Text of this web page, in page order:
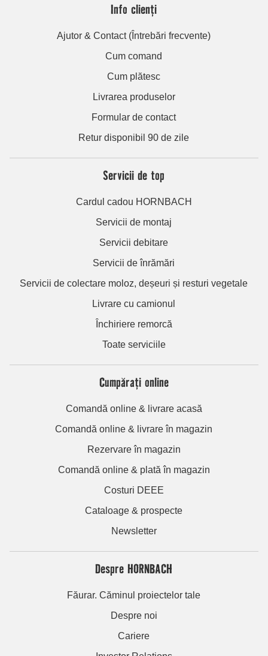
Info clienți
Ajutor & Contact (Întrebări frecvente)
Cum comand
Cum plătesc
Livrarea produselor
Formular de contact
Retur disponibil 90 de zile
Servicii de top
Cardul cadou HORNBACH
Servicii de montaj
Servicii debitare
Servicii de înrămări
Servicii de colectare moloz, deșeuri și resturi vegetale
Livrare cu camionul
Închiriere remorcă
Toate serviciile
Cumpărați online
Comandă online & livrare acasă
Comandă online & livrare în magazin
Rezervare în magazin
Comandă online & plată în magazin
Costuri DEEE
Cataloage & prospecte
Newsletter
Despre HORNBACH
Făurar. Căminul proiectelor tale
Despre noi
Cariere